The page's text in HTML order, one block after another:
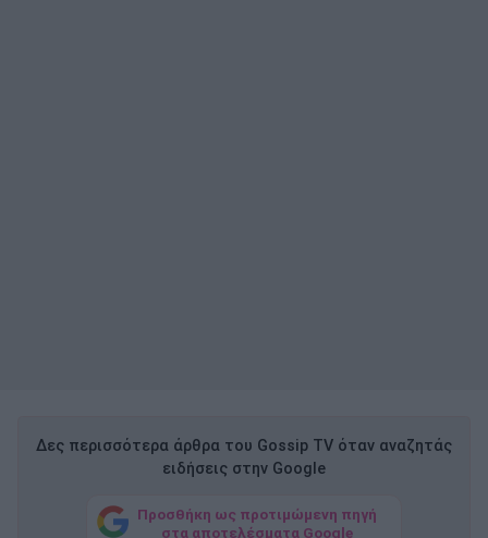
Δες περισσότερα άρθρα του Gossip TV όταν αναζητάς
ειδήσεις στην Google
Προσθήκη ως προτιμώμενη πηγή
στα αποτελέσματα Google